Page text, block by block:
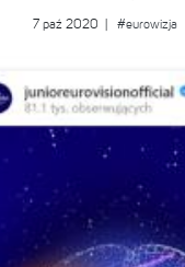
7 paź 2020 #eurowizja